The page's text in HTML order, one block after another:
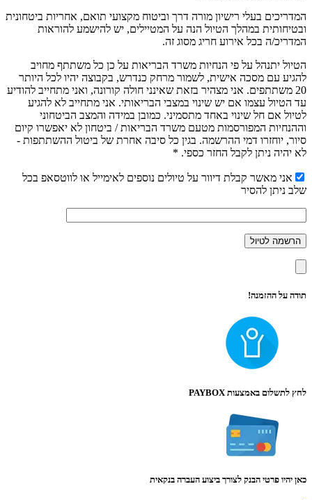
המדריכים בעלי רישיון מורה דרך וביטוח מקצועי תואם, אחריות ביטחונית
ובטיחותית במהלך הטיול הנה על המטיילים, יש להישמע להוראות
המדריכ/ה בכל אירוע חריג מסוג זה.
הטיול יתנהל על פי הנחיות משרד הבריאות על כן כל משתתף מחויב
להגיע עם מסכה אישית, לשמור מרחק כנדרש, בקבוצה יהיו לכל היותר
20 משתתפים. אני מצהיר בזאת שאינני חולה קורונה, ואני מתחייב להודיע
עד הטיול עצמו אם יש שינוי במצבי הבריאותי. אני מתחייב לא להגיע
לטיול אם חל שינוי באחד מתסמיני. כמובן במידה והמצב הביטחוני
וההנחיות המפורסמות מטעם משרד הבריאות / ביטחון לא יאפשרו קיום
סיור, יוחזרו דמי ההרשמה. בגין כל סיבה אחרת של ביטול ההשתתפות -
לא יהיה ניתן לקבל החזר כספי. *
אני מאשר קבלת דיוור על טיולים נוספים לאימייל או לווטסאפ בכל
שלב ניתן להסיר
תודה על ההזמנה!
לחץ לתשלום באמצעות PAYBOX
כאן יהיו פרטי הבנק לצורך ביצוע העברה בנקאית